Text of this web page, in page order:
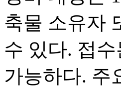
축물 소유자
수 있다. 접
가능하다. 주